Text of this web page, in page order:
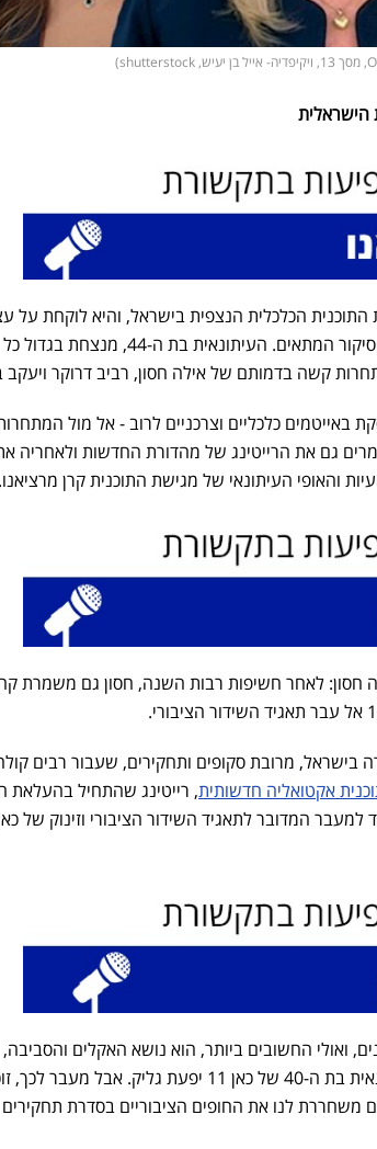
התוכנית הכלכלית הנצפית בישראל, והיא לוקחת על
לפעמים נושאים נפיצים וכאלו שלא מקבלים את הסיקור המתאים. העיתונאית בת ה-44, מנצחת בגדול כל
קשה בדמותם של אילה חסון, רביב דרוקר ויעקב
באייטמים כלכליים וצרכניים לרוב - אל מול
גם את הרייטינג של מהדורת החדשות ולאחריה
והאופי העיתונאי של מגישת התוכנית קרן מרציאנו.
חסון: לאחר חשיפות רבות השנה, חסון גם משמרת
הבכירה בישראל, מרובת סקופים ותחקירים, שעבור רבים
אקטואליה חדשותית, רייטינג שהתחיל בהעלאת
ואולי החשובים ביותר, הוא נושא האקלים והסביבה,
והדמות שמובילה את הנושא ביד רמה היא העיתונאית בת ה-40 של כאן 11 יפעת גליק. אבל מעבר
לעיתונות אלקטרונית לשנת 2021, גם משחררת לנו את החופים הציבוריים בסדרת תחקירים